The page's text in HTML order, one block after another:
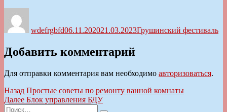
wdefrgbfd06.11.202021.03.2023Грушинский фестиваль
Добавить комментарий
Для отправки комментария вам необходимо авторизоваться.
Навигация
по
Назад Предыдущая
запись:
Простые советы по ремонту ванной комнаты
Далее Следующая
Блок управления БДУ
Искать: